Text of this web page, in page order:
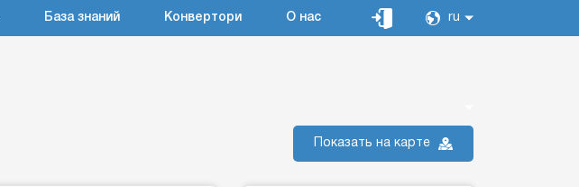
База знаний Конвертори О нас ru
Показать на карте